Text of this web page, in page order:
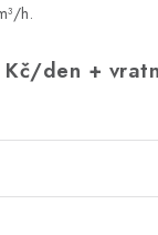
h.
Kč/den +